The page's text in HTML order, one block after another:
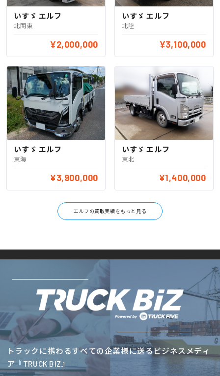
いすゞ エルフ
北関東
¥2,000,000
いすゞ エルフ
北陸
¥3,100,000
いすゞ エルフ
東海
¥3,900,000
いすゞ エルフ
東北
¥1,400,000
エルフの買取実績をもっと見る
トラックに携わるすべての企業様に送るビジネスメディ
ア『TRUCK BIZ』